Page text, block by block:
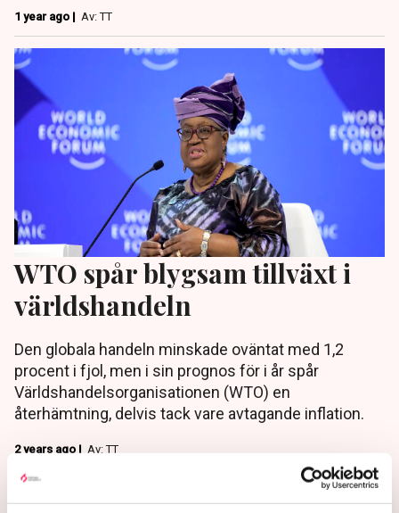
1 year ago | Av: TT
WTO spår blygsam tillväxt i
världshandeln
Den globala handeln minskade oväntat med 1,2
procent i fjol, men i sin prognos för i år spår
Världshandelsorganisationen (WTO) en
återhämtning, delvis tack vare avtagande inflation.
2 years ago | Av: TT